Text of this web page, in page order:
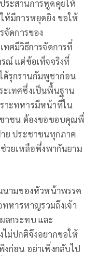
ระสานการพูดคุยให้
ห้มีการหยุดยิง ขอให้
จัดการของ
ทศมีวิธีการจัดการที่
ณ์ แต่ข้อเท็จจริงที่
ด้รุกรานกัมพูชาก่อน
เทศซึ่งเป็นพื้นฐาน
าะทหารมีหน้าที่ใน
าชน ต้องขอขอบคุณพี่
ย ประชาชนทุกภาค
วยเหลือพึ่งพากันยาม
นามของหัวหน้าพรรค
ทหารหาญรวมถึงเจ้า
ลกระทบ และ
ม่ปกติจึงอยากขอให้
ก่อน อย่าเพิ่งกลับไป